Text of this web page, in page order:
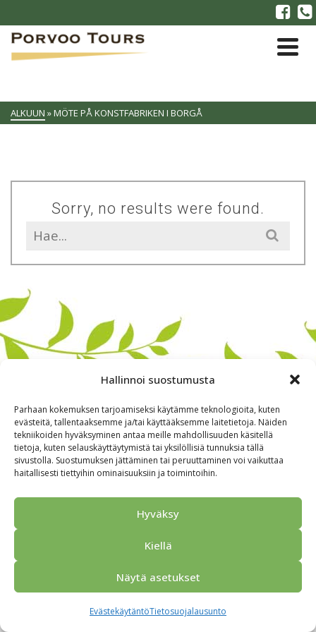
Hallinnoi suostumusta
Parhaan kokemuksen tarjoamiseksi käytämme teknologioita, kuten
evästeitä, tallentaaksemme ja/tai käyttääksemme laitetietoja. Näiden
tekniikoiden hyväksyminen antaa meille mahdollisuuden käsitellä
tietoja, kuten selauskäyttäytymistä tai yksilöllisiä tunnuksia tällä
sivustolla. Suostumuksen jättäminen tai peruuttaminen voi vaikuttaa
haitallisesti tiettyihin ominaisuuksiin ja toimintoihin.
Hyväksy
Kiellä
Näytä asetukset
EvästekäytäntöTietosuojalausunto
ALKUUN »MÖTE PÅ KONSTFABRIKEN I BORGÅ
Sorry, no results were found.
Search
for:
Alkuun Ryhmille Kokous & Ohjelmat
Yhteistyökumppanit
Tarjouspyyntö
Anna palautetta
Tietosuojaseloste
© 2026 Porvoo Tours - matkanjärjestäjä / FPW